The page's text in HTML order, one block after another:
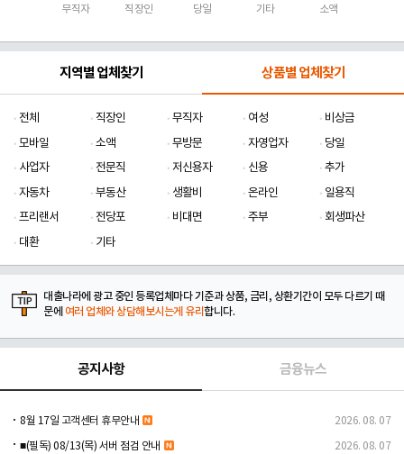
무직자 직장인 당일 기타 소액
지역별 업체찾기 상품별 업체찾기
전체 직장인 무직자 여성
비상금
모바일
소액 무방문 자영업자
당일
사업자
전문직 저신용자 신용
추가
자동차
부동산 생활비 온라인
일용직
프리랜서
전당포 비대면 주부
회생파산
대환
기타
대출나라에 광고 중인 등록업체마다 기준과 상품, 금리, 상환기간이 모두 다르기 때
문에 여러 업체와 상담해보시는게 유리합니다.
공지사항 금융뉴스
8월 17일 고객센터 휴무안내 2026. 08. 07
■(필독) 08/13(목) 서버 점검 안내 2026. 08. 07